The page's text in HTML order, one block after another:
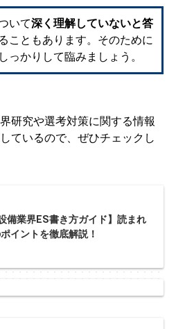
いて深く理解していないと答
こともあります。そのために
っかりして臨みましょう。
研究や選考対策に関する情報
ているので、ぜひチェックし
備業界ES書き方ガイド】読まれ
イントを徹底解説！